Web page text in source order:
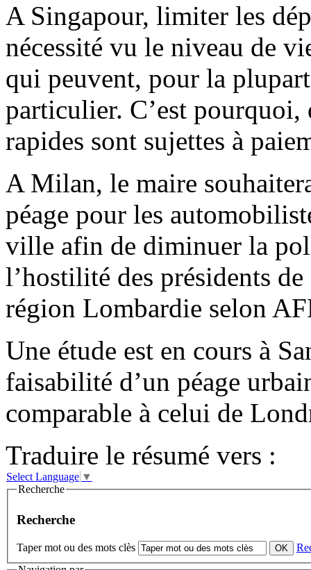
A Singapour, limiter les
nécessité vu le niveau de
qui peuvent, pour la
particulier. C’est pourquoi,
rapides sont sujettes à
A Milan, le maire
péage pour les
ville afin de diminuer la
l’hostilité des présidents
région Lombardie selon
Une étude est en cours à
faisabilité d’un péage
comparable à celui de
Traduire le résumé vers :
Select Language ▼
Recherche
Recherche
Taper mot ou des mots clès